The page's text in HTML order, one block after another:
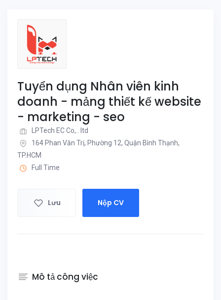
Tuyển dụng Nhân viên kinh
doanh - mảng thiết kế website
- marketing - seo
LPTech EC Co,.. ltd
164 Phan Văn Trị, Phường 12, Quận Bình Thạnh,
TP.HCM
Full Time
Lưu Nộp CV
Mô tả công việc